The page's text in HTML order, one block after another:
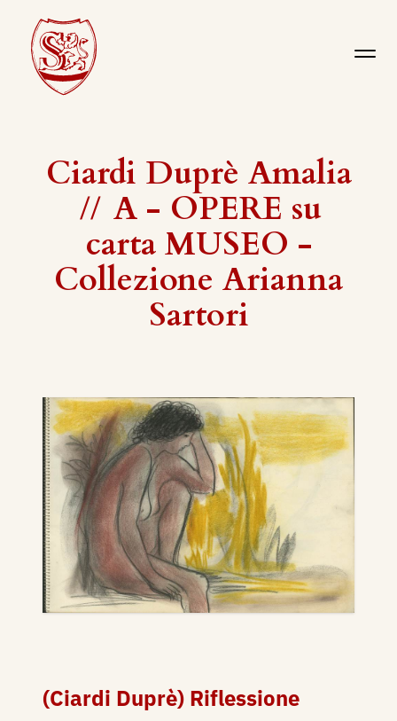
Ciardi Duprè Amalia
// A - OPERE su
carta MUSEO -
Collezione Arianna
Sartori
(Ciardi Duprè) Riflessione